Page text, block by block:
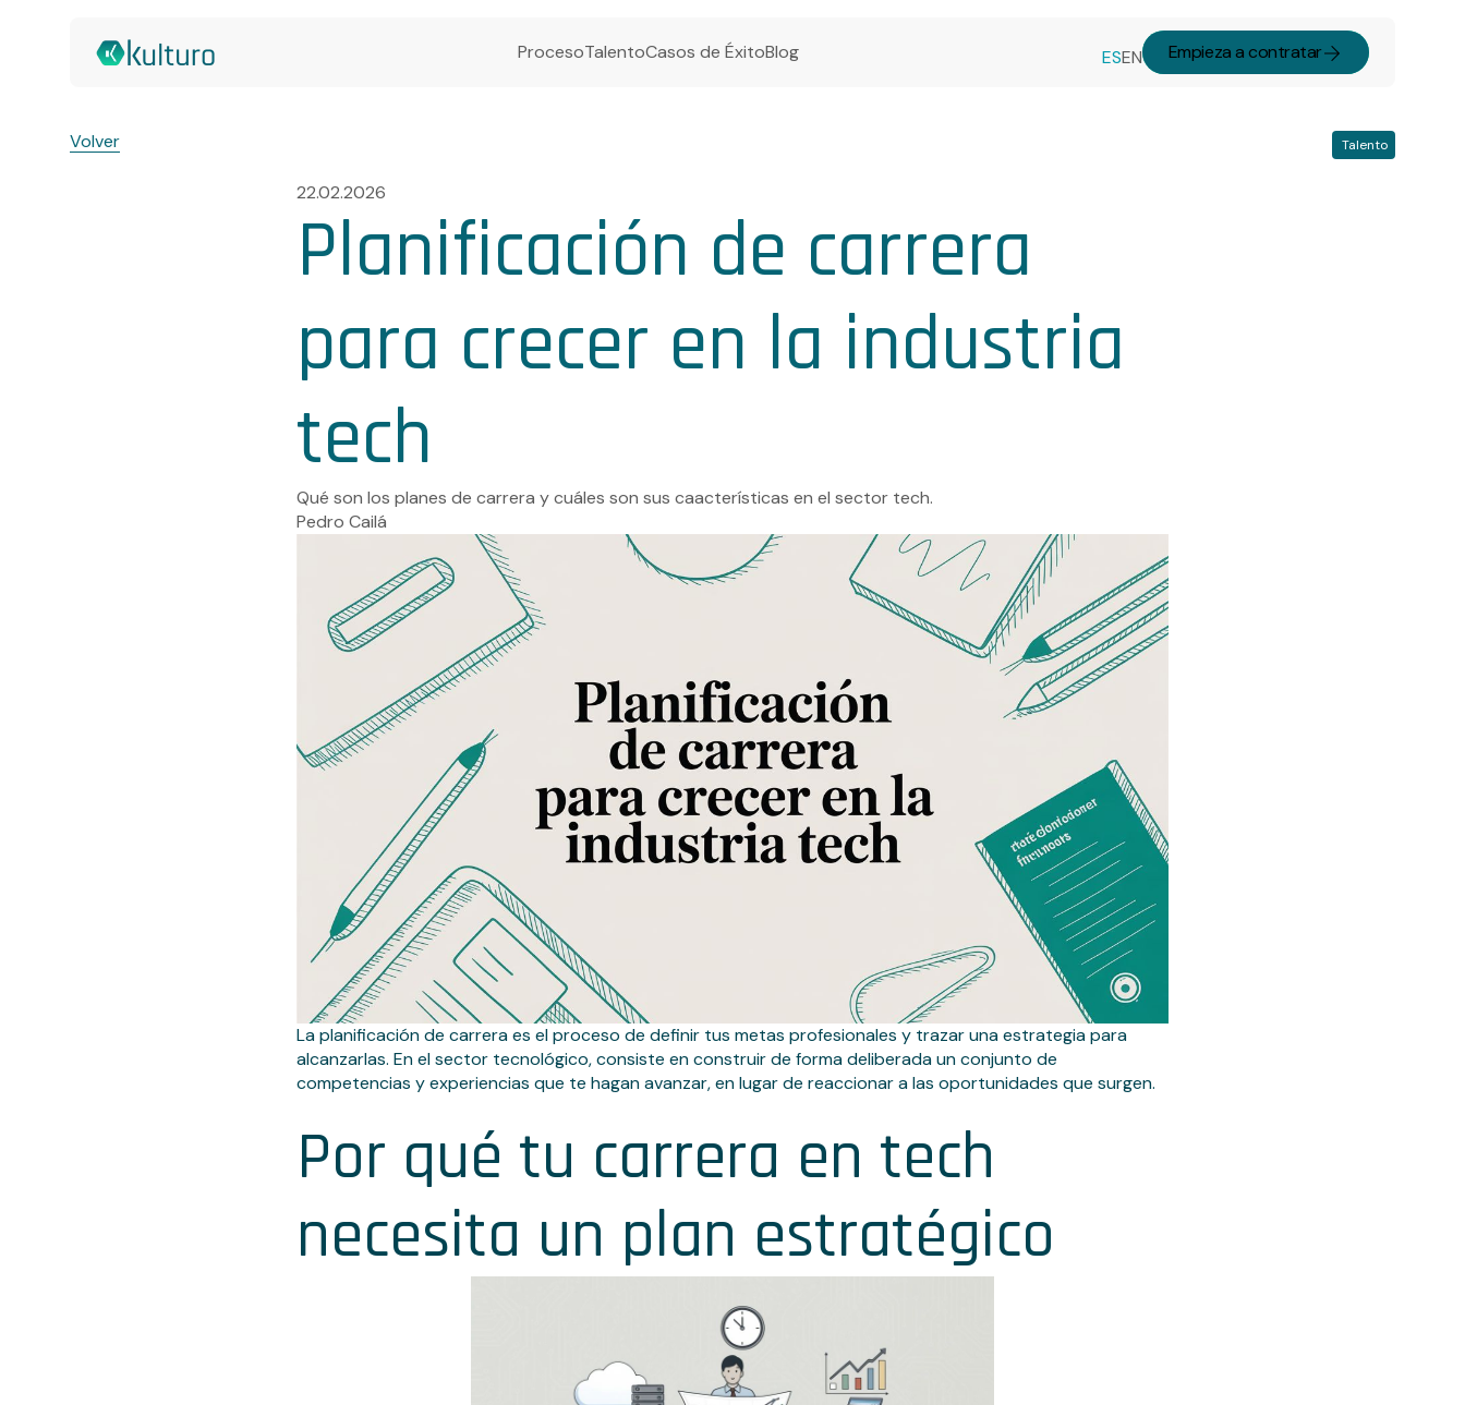
ProcesoTalentoCasos de ÉxitoBlog ESEN Empieza a contratar
Volver Talento
22.02.2026
Planificación de carrera
para crecer en la industria
tech
Qué son los planes de carrera y cuáles son sus caacterísticas en el sector tech.
Pedro Cailá
La planificación de carrera es el proceso de definir tus metas profesionales y trazar una estrategia para
alcanzarlas. En el sector tecnológico, consiste en construir de forma deliberada un conjunto de
competencias y experiencias que te hagan avanzar, en lugar de reaccionar a las oportunidades que surgen.
Por qué tu carrera en tech
necesita un plan estratégico